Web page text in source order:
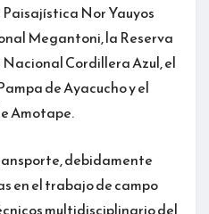
Nor Yauyos
Megantoni, la Reserva
Nacional Cordillera Azul, el
de Ayacucho y el
Amotape.
debidamente
en el trabajo de campo
multidisciplinario del